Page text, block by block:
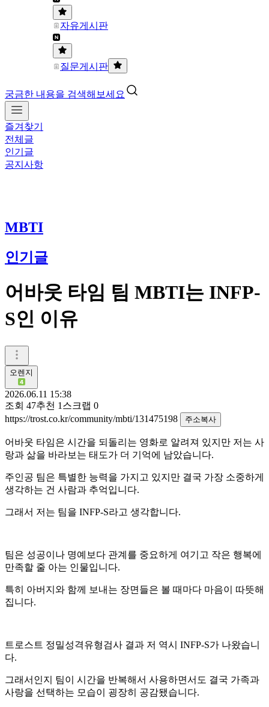
자유게시판
질문게시판
궁금한 내용을 검색해보세요
즐겨찾기
전체글
인기글
공지사항
MBTI
인기글
어바웃 타임 팀 MBTI는 INFP-
S인 이유
오렌지
2026.06.11 15:38
조회 47추천 1 스크랩 0
https://trost.co.kr/community/mbti/131475198
주소복사
어바웃 타임은 시간을 되돌리는 영화로 알려져 있지만 저는 사
랑과 삶을 바라보는 태도가 더 기억에 남았습니다.
주인공 팀은 특별한 능력을 가지고 있지만 결국 가장 소중하게
생각하는 건 사람과 추억입니다.
그래서 저는 팀을 INFP-S라고 생각합니다.
팀은 성공이나 명예보다 관계를 중요하게 여기고 작은 행복에
만족할 줄 아는 인물입니다.
특히 아버지와 함께 보내는 장면들은 볼 때마다 마음이 따뜻해
집니다.
트로스트 정밀성격유형검사 결과 저 역시 INFP-S가 나왔습니
다.
그래서인지 팀이 시간을 반복해서 사용하면서도 결국 가족과
사랑을 선택하는 모습이 굉장히 공감됐습니다.